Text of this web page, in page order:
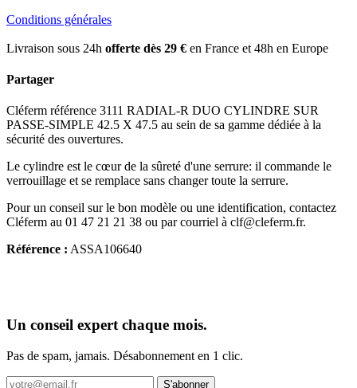
Conditions générales
Livraison sous 24h offerte dès 29 € en France et 48h en Europe
Partager
Cléferm référence 3111 RADIAL-R DUO CYLINDRE SUR
PASSE-SIMPLE 42.5 X 47.5 au sein de sa gamme dédiée à la
sécurité des ouvertures.
Le cylindre est le cœur de la sûreté d'une serrure: il commande le
verrouillage et se remplace sans changer toute la serrure.
Pour un conseil sur le bon modèle ou une identification, contactez
Cléferm au 01 47 21 21 38 ou par courriel à clf@cleferm.fr.
Référence : ASSA106640
Un conseil expert chaque mois.
Pas de spam, jamais. Désabonnement en 1 clic.
S'abonner